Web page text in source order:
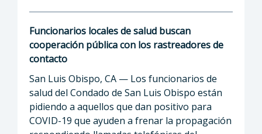
Funcionarios locales de salud buscan
cooperación pública con los rastreadores de
contacto
San Luis Obispo, CA — Los funcionarios de
salud del Condado de San Luis Obispo están
pidiendo a aquellos que dan positivo para
COVID-19 que ayuden a frenar la propagación